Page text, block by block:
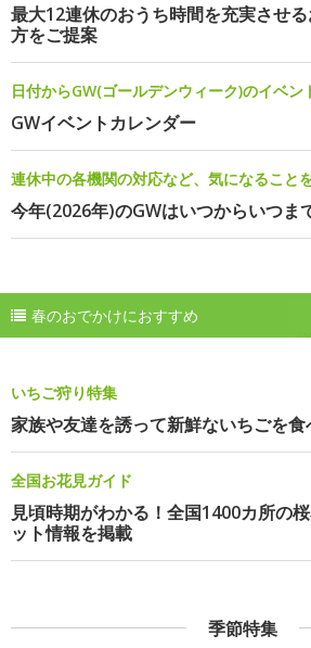
最大12連休のおうち時間を充実させ
方をご提案
日付からGW(ゴールデンウィーク)のイベン
GWイベントカレンダー
連休中の各機関の対応など、気になること
今年(2026年)のGWはいつからいつま
春のおでかけにおすすめ
いちご狩り特集
家族や友達を誘って新鮮ないちごを食
全国お花見ガイド
見頃時期がわかる！全国1400カ所の
ット情報を掲載
季節特集